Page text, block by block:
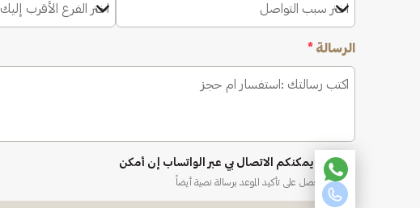
اختر سبب التواصل اختر الفرع الأقرب إليك
الرسالة *
نعم، يمكنكم الاتصال بي عبر الواتساب إن أمكن
ستحصل على تأكيد الموعد برسالة نصية أيضاً